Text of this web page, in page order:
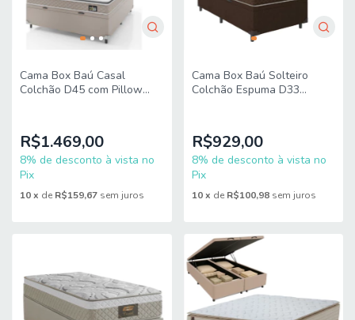
Cama Box Baú Casal
Colchão D45 com Pillow
150kg
R$1.469,00
8% de desconto à vista no
Pix
10x de R$159,67 sem juros
Cama Box Baú Solteiro
Colchão Espuma D33
até 90kg por
R$929,00
8% de desconto à vista no
Pix
10 x de R$100,98 sem juros